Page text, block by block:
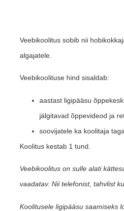
Veebikoolitus sobib nii
algajatele.
Veebikoolituse hind sisaldab:
aastast ligipääsu
jälgitavad õppevideod ja
soovijatele ka koolitaja
Koolitus kestab 1 tund.
Veebikoolitus on sulle alati
vaadatav. Nii telefonist, tahvlist
Koolitusele ligipääsu saamiseks